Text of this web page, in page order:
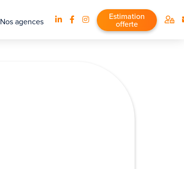
Nos agences Estimation
offerte